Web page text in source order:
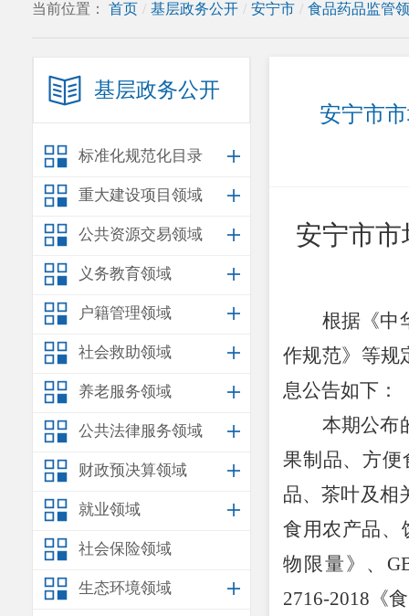
当前位置： 首页 / 基层政务公开 / 安宁市 / 食品药品监管
基层政务公开
标准化规范化目录
重大建设项目领域
公共资源交易领域
义务教育领域
户籍管理领域
社会救助领域
养老服务领域
公共法律服务领域
财政预决算领域
就业领域
社会保险领域
生态环境领域
安宁市
安宁市
根据《中
作规范》等规
息公告如下：
本期公布
果制品、方便
品、茶叶及相
食用农产品、
物限量》、
2716-2018 《